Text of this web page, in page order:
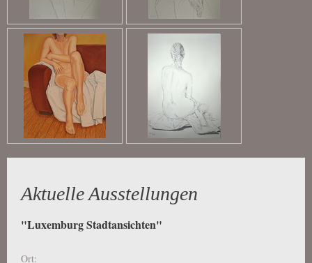
Aktuelle Ausstellungen
"Luxemburg Stadtansichten"
Ort: